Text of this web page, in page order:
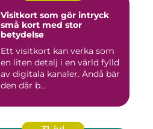
Visitkort som gör intryck
små kort med stor
betydelse
Ett visitkort kan verka som
en liten detalj i en värld fylld
av digitala kanaler. Ändå bär
den där b...